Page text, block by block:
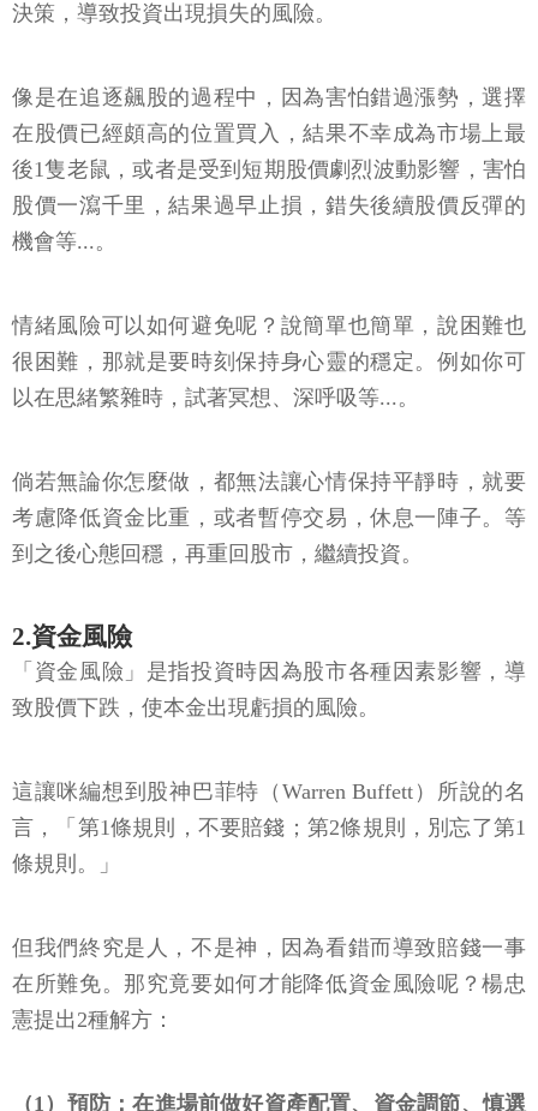
決策，導致投資出現損失的風險。
像是在追逐飆股的過程中，因為害怕錯過漲勢，選擇
在股價已經頗高的位置買入，結果不幸成為市場上最
後1隻老鼠，或者是受到短期股價劇烈波動影響，害怕
股價一瀉千里，結果過早止損，錯失後續股價反彈的
機會等...。
情緒風險可以如何避免呢？說簡單也簡單，說困難也
很困難，那就是要時刻保持身心靈的穩定。例如你可
以在思緒繁雜時，試著冥想、深呼吸等...。
倘若無論你怎麼做，都無法讓心情保持平靜時，就要
考慮降低資金比重，或者暫停交易，休息一陣子。等
到之後心態回穩，再重回股市，繼續投資。
2.資金風險
「資金風險」是指投資時因為股市各種因素影響，導
致股價下跌，使本金出現虧損的風險。
這讓咪編想到股神巴菲特（Warren Buffett）所說的名
言，「第1條規則，不要賠錢；第2條規則，別忘了第1
條規則。」
但我們終究是人，不是神，因為看錯而導致賠錢一事
在所難免。那究竟要如何才能降低資金風險呢？楊忠
憲提出2種解方：
（1）預防：在進場前做好資產配置、資金調節、慎選